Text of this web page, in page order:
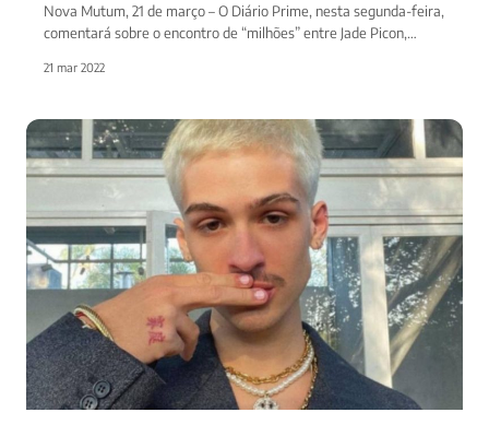
Nova Mutum, 21 de março – O Diário Prime, nesta segunda-feira,
comentará sobre o encontro de “milhões” entre Jade Picon,…
21 mar 2022